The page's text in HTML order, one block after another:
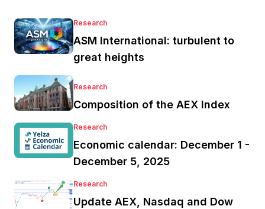
Research
ASM International: turbulent to
great heights
Research
Composition of the AEX Index
Research
Economic calendar: December 1 -
December 5, 2025
Research
Update AEX, Nasdaq and Dow